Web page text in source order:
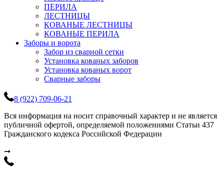
ПЕРИЛА
ЛЕСТНИЦЫ
КОВАНЫЕ ЛЕСТНИЦЫ
КОВАНЫЕ ПЕРИЛА
Заборы и ворота
Забор из сварной сетки
Установка кованых заборов
Установка кованых ворот
Сварные заборы
8 (922) 709-06-21
Вся информация на носит справочный характер и не является
публичной офертой, определяемой положениями Статьи 437
Гражданского кодекса Российской Федерации
➞